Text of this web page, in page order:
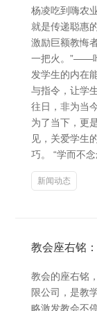
杨凌吃到嗨农
就是传递聪惠
激励巨额教悔
一把火。”——
发学生的内在
与指令，让学
往日，非为当
为了当下，更
见，关爱学生
巧。 “学而不
新闻动态
教会座右铭
教会的座右铭
限公司，是教
略激发教会不